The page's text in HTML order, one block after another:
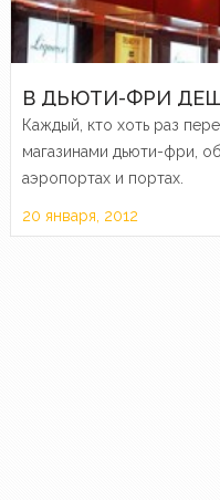
В ДЬЮТИ-ФРИ
Каждый, кто хоть раз
магазинами дьюти-фри,
аэропортах и портах.
20 января, 2012